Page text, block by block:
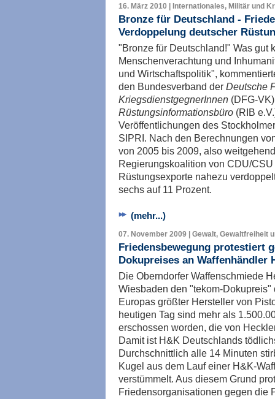
16. März 2010 | Internationales, Militär und
Bronze für Deutschland -
Verdoppelung deutscher
"Bronze für Deutschland!" Was gut
Menschenverachtung und
und Wirtschaftspolitik",
den Bundesverband der Deutsche
KriegsdienstgegnerInnen (DFG-
Rüstungsinformationsbüro (RIB
Veröffentlichungen des
SIPRI. Nach den Berechnungen
von 2005 bis 2009, also
Regierungskoalition von CDU/
Rüstungsexporte nahezu
sechs auf 11 Prozent.
(mehr...)
07. November 2009 | Gewalt, Gewaltfreiheit
Friedensbewegung protestiert
Dokupreises an Waffenhändler
Die Oberndorfer Waffenschmiede
Wiesbaden den "tekom-
Europas größter Hersteller von
heutigen Tag sind mehr als
erschossen worden, die von
Damit ist H&K Deutschlands
Durchschnittlich alle 14 Minuten
Kugel aus dem Lauf einer H&K-
verstümmelt. Aus diesem Grund
Friedensorganisationen gegen die